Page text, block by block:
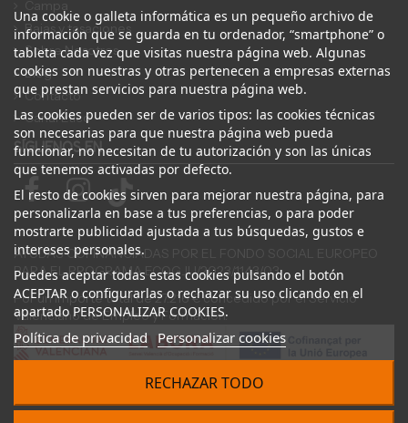
Bajas y tasaciones
Sobre Nosotros
Blog
Contacto
Canal Ético
Una cookie o galleta informática es un pequeño archivo de
información que se guarda en tu ordenador, “smartphone” o
tableta cada vez que visitas nuestra página web. Algunas
cookies son nuestras y otras pertenecen a empresas externas
que prestan servicios para nuestra página web.
Las cookies pueden ser de varios tipos: las cookies técnicas
son necesarias para que nuestra página web pueda
funcionar, no necesitan de tu autorización y son las únicas
que tenemos activadas por defecto.
El resto de cookies sirven para mejorar nuestra página, para
personalizarla en base a tus preferencias, o para poder
mostrarte publicidad ajustada a tus búsquedas, gustos e
intereses personales.
Puedes aceptar todas estas cookies pulsando el botón
ACEPTAR o configurarlas o rechazar su uso clicando en el
apartado PERSONALIZAR COOKIES.
Política de privacidad Personalizar cookies
RECHAZAR TODO
SÍGUENOS EN
AYUDAS COFINANCIADAS POR EL FONDO SOCIAL EUROPEO
PARA EL PROGRAMA ECOGJU/2023/1143/03
Por un importe total de 27.216 € concedido por el Servicio
Valenciano de Empleo y Formación.